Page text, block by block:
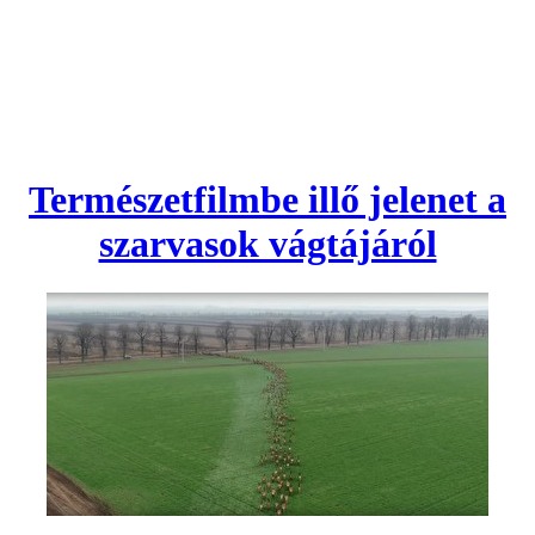
Természetfilmbe illő jelenet a
szarvasok vágtájáról